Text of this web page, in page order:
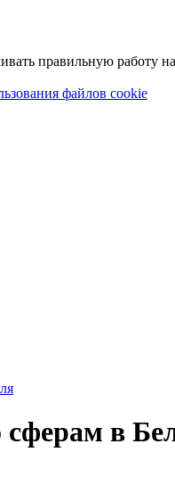
правильную работу
файлов cookie
в